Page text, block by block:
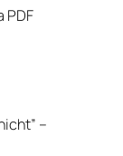
PDF
–